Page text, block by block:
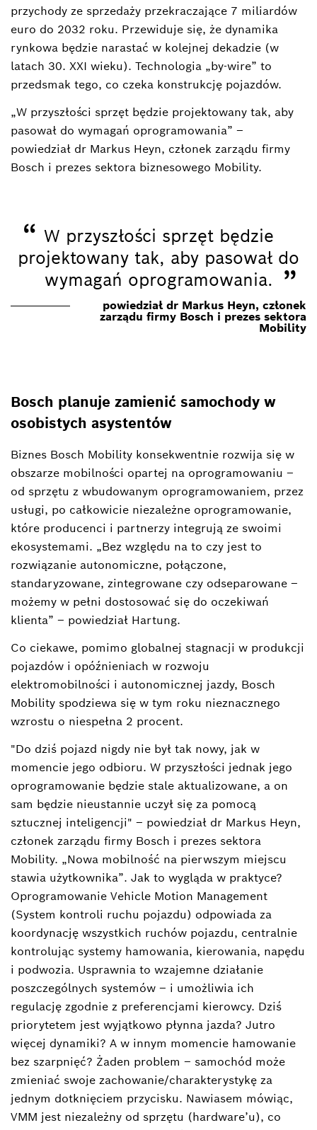
przychody ze sprzedaży przekraczające 7 miliardów
euro do 2032 roku. Przewiduje się, że dynamika
rynkowa będzie narastać w kolejnej dekadzie (w
latach 30. XXI wieku). Technologia „by-wire” to
przedsmak tego, co czeka konstrukcję pojazdów.
„W przyszłości sprzęt będzie projektowany tak, aby
pasował do wymagań oprogramowania” –
powiedział dr Markus Heyn, członek zarządu firmy
Bosch i prezes sektora biznesowego Mobility.
“ W przyszłości sprzęt będzie
projektowany tak, aby pasował do
wymagań oprogramowania. ”
powiedział dr Markus Heyn, członek
zarządu firmy Bosch i prezes sektora
Mobility
Bosch planuje zamienić samochody w
osobistych asystentów
Biznes Bosch Mobility konsekwentnie rozwija się w
obszarze mobilności opartej na oprogramowaniu –
od sprzętu z wbudowanym oprogramowaniem, przez
usługi, po całkowicie niezależne oprogramowanie,
które producenci i partnerzy integrują ze swoimi
ekosystemami. „Bez względu na to czy jest to
rozwiązanie autonomiczne, połączone,
standaryzowane, zintegrowane czy odseparowane –
możemy w pełni dostosować się do oczekiwań
klienta” – powiedział Hartung.
Co ciekawe, pomimo globalnej stagnacji w produkcji
pojazdów i opóźnieniach w rozwoju
elektromobilności i autonomicznej jazdy, Bosch
Mobility spodziewa się w tym roku nieznacznego
wzrostu o niespełna 2 procent.
"Do dziś pojazd nigdy nie był tak nowy, jak w
momencie jego odbioru. W przyszłości jednak jego
oprogramowanie będzie stale aktualizowane, a on
sam będzie nieustannie uczył się za pomocą
sztucznej inteligencji" – powiedział dr Markus Heyn,
członek zarządu firmy Bosch i prezes sektora
Mobility. „Nowa mobilność na pierwszym miejscu
stawia użytkownika”. Jak to wygląda w praktyce?
Oprogramowanie Vehicle Motion Management
(System kontroli ruchu pojazdu) odpowiada za
koordynację wszystkich ruchów pojazdu, centralnie
kontrolując systemy hamowania, kierowania, napędu
i podwozia. Usprawnia to wzajemne działanie
poszczególnych systemów – i umożliwia ich
regulację zgodnie z preferencjami kierowcy. Dziś
priorytetem jest wyjątkowo płynna jazda? Jutro
więcej dynamiki? A w innym momencie hamowanie
bez szarpnięć? Żaden problem – samochód może
zmieniać swoje zachowanie/charakterystykę za
jednym dotknięciem przycisku. Nawiasem mówiąc,
VMM jest niezależny od sprzętu (hardware’u), co